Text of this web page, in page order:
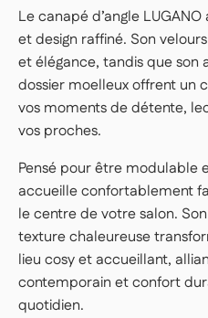
ou manœuvrer les
LIVRAISON
Nos livreurs livrent
choix, déballent et
👉 Parfait si vous
en main, sans rien
disposez pas d'un ascenseur
des colis, un monte-
livraison (frais
client de la difficulté d'accès
livraison de votre produit.
en logement
Le canapé d’angle
et design raffiné. Son
et élégance, tandis que son
dossier moelleux offrent un
vos moments de détente,
vos proches.
Pensé pour être modulable
accueille confortablement
le centre de votre salon.
texture chaleureuse
lieu cosy et accueillant,
contemporain et confort
quotidien.